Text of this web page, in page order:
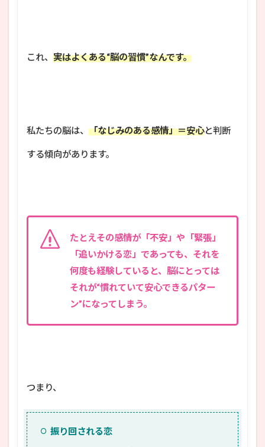
これ、 実はよくある“脳の習慣”なんです。
私たちの脳は、 「なじみのある感情」＝安心と判断
する傾向があります。
たとえその感情が「不安」や「緊張」
「追いかける恋」であっても、それを
何度も経験していると、脳にとっては
それが“慣れていて安心できるパター
ン”になってしまう。
つまり、
振り回される恋